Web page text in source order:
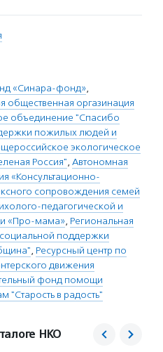
«Синара-фонд»,
общественная оргазинация
объединение "Спасибо
пожилых людей и
экологическое
Россия", Автономная
«Консультационно-
сопровождения семей
педагогической и
«Про-мама», Региональная
поддержки
, Ресурсный центр по
движения
фонд помощи
в радость"
НКО